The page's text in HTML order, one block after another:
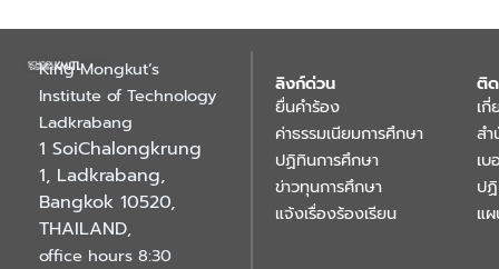
King Mongkut’s
Institute of Technology
Ladkrabang
1 SoiChalongkrung
1, Ladkrabang,
Bangkok 10520,
THAILAND,
office hours 8:30
ลิงก์ด่วน
ยื่นคำร้อง
ค่าธรรมเนียมการศึกษา
ปฏิทินการศึกษา
ข่าวทุนการศึกษา
แจ้งเรื่องร้องเรียน
ติ
เกี่
ส
เ
ป
แ